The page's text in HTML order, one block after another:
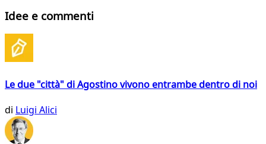
Idee e commenti
Le due "città" di Agostino vivono entrambe dentro di noi
di Luigi Alici